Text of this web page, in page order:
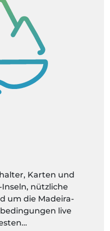
Karten und
nützliche
um die Madeira-
live